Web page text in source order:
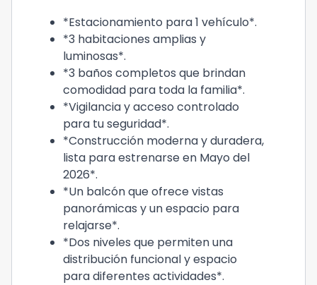
*Estacionamiento para 1 vehículo*.
*3 habitaciones amplias y
luminosas*.
*3 baños completos que brindan
comodidad para toda la familia*.
*Vigilancia y acceso controlado
para tu seguridad*.
*Construcción moderna y duradera,
lista para estrenarse en Mayo del
2026*.
*Un balcón que ofrece vistas
panorámicas y un espacio para
relajarse*.
*Dos niveles que permiten una
distribución funcional y espacio
para diferentes actividades*.